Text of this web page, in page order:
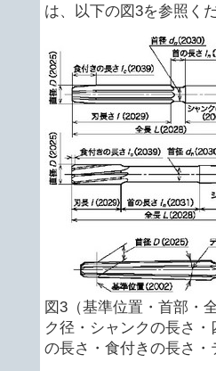
は、以下の図3を参照く
図3（基準位置・首部・
ク径・シャンクの長さ
の長さ・食付きの長さ・